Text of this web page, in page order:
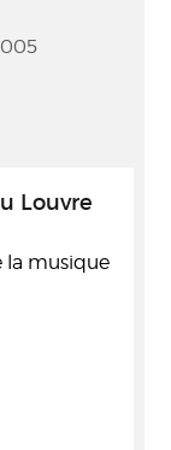
Louvre